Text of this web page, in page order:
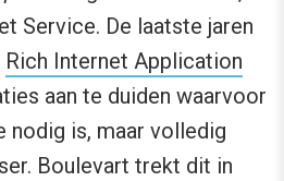
Service. De laatste jaren
Rich Internet Application
aan te duiden waarvoor
nodig is, maar volledig
Boulevart trekt dit in